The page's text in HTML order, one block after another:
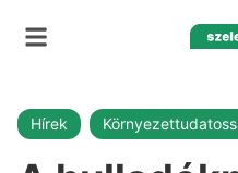
Hírek